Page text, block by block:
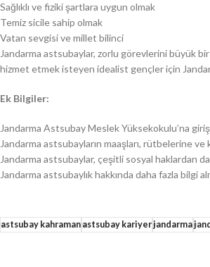
Sağlıklı ve fiziki şartlara uygun olmak
Temiz sicile sahip olmak
Vatan sevgisi ve millet bilinci
Jandarma astsubaylar, zorlu görevlerini büyük
hizmet etmek isteyen idealist gençler için
Ek Bilgiler:
Jandarma Astsubay Meslek Yüksekokulu’na giriş
Jandarma astsubayların maaşları, rütbelerine
Jandarma astsubaylar, çeşitli sosyal haklardan
Jandarma astsubaylık hakkında daha fazla bilgi
astsubay kahramanastsubay kariyerjandarma